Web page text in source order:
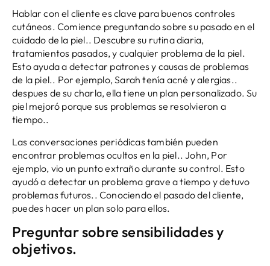
Hablar con el cliente es clave para buenos controles
cutáneos. Comience preguntando sobre su pasado en el
cuidado de la piel.. Descubre su rutina diaria,
tratamientos pasados, y cualquier problema de la piel.
Esto ayuda a detectar patrones y causas de problemas
de la piel.. Por ejemplo, Sarah tenía acné y alergias..
despues de su charla, ella tiene un plan personalizado. Su
piel mejoró porque sus problemas se resolvieron a
tiempo..
Las conversaciones periódicas también pueden
encontrar problemas ocultos en la piel.. John, Por
ejemplo, vio un punto extraño durante su control. Esto
ayudó a detectar un problema grave a tiempo y detuvo
problemas futuros.. Conociendo el pasado del cliente,
puedes hacer un plan solo para ellos.
Preguntar sobre sensibilidades y
objetivos.